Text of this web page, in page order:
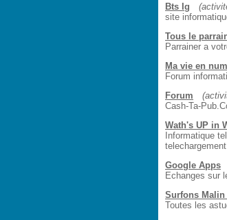
Bts Ig
site
Tous le
Parrainer a
Ma vie en
Forum
Forum
Cash-Ta-
Wath's UP in
Informatique
Google Apps
Echanges sur
Surfons Malin
Toutes les